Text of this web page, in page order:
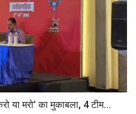
या मरो’ का मुकाबला, 4 टीम...